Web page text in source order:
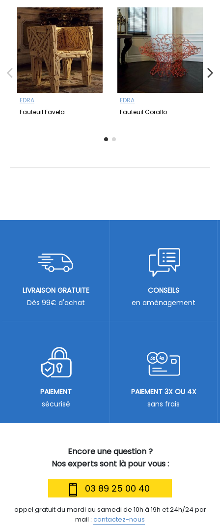
EDRA
Fauteuil Favela
EDRA
Fauteuil Corallo
Encore une question ?
Nos experts sont là pour vous :
03 89 25 00 40
appel gratuit du mardi au samedi de 10h à 19h et 24h/24 par
mail : contactez-nous
LIVRAISON GRATUITE
Dès 99€ d'achat
CONSEILS
en aménagement
PAIEMENT
sécurisé
PAIEMENT 3X OU 4X
sans frais